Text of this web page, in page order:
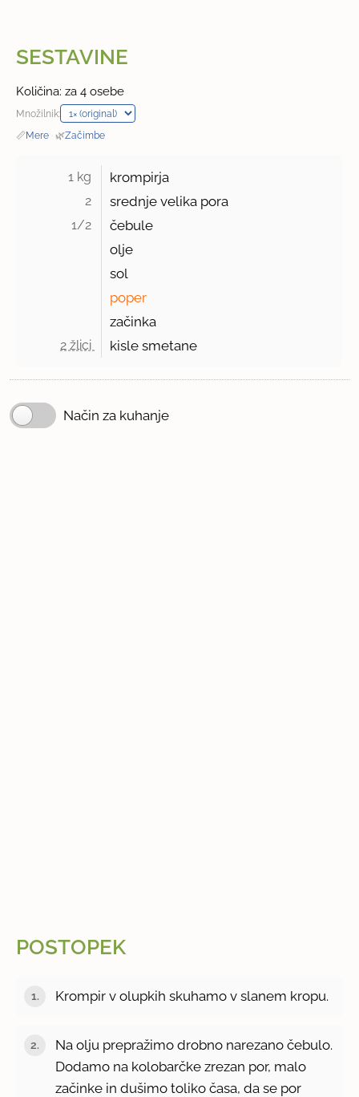
SESTAVINE
Količina: za 4 osebe
Množilnik:
📏Mere · 🌿Začimbe
1 kg krompirja
2 srednje velika pora
1/2
čebule
olje
sol
poper
začinka
2 žlici kisle smetane
Način za kuhanje
POSTOPEK
Krompir v olupkih skuhamo v slanem kropu.
Na olju prepražimo drobno narezano čebulo.
Dodamo na kolobarčke zrezan por, malo
začinke in dušimo toliko časa, da se por